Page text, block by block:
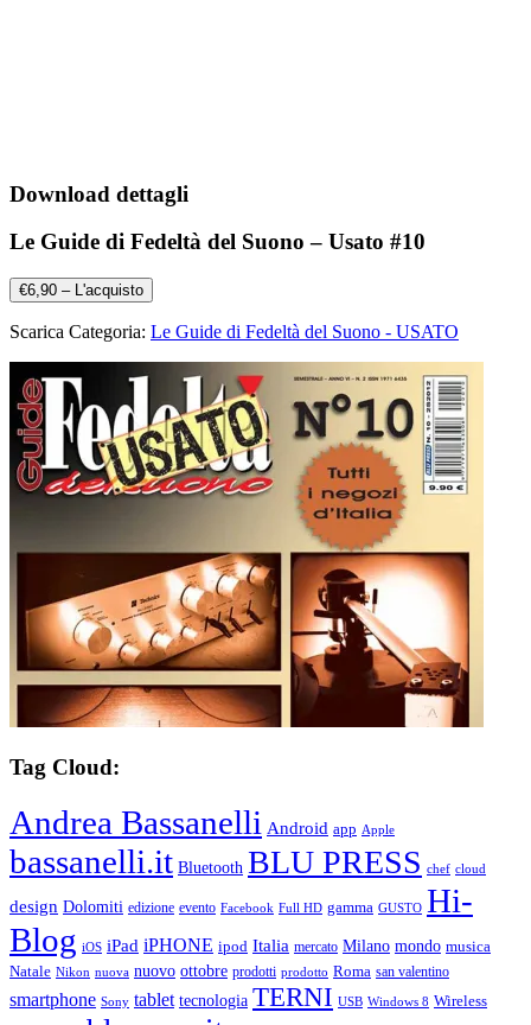
Download dettagli
Le Guide di Fedeltà del Suono – Usato #10
€6,90 – L'acquisto
Scarica Categoria: Le Guide di Fedeltà del Suono - USATO
Tag Cloud:
Andrea Bassanelli Android app Apple
bassanelli.it Bluetooth BLU PRESS chef cloud
design Dolomiti edizione evento Facebook Full HD gamma GUSTO Hi-
Blog iOS iPad iPHONE ipod Italia mercato Milano mondo musica
Natale Nikon nuova nuovo ottobre prodotti prodotto Roma san valentino
smartphone Sony tablet tecnologia TERNI USB Windows 8 Wireless